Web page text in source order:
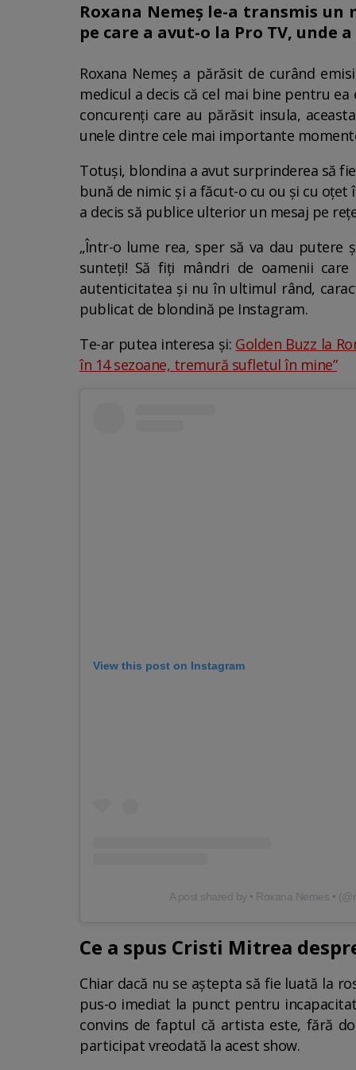
Roxana Nemeș le-a transmis
pe care a avut-o la Pro TV,
Roxana Nemeș a părăsit de curând
medicul a decis că cel mai bine pentru
concurenți care au părăsit insula,
unele dintre cele mai importante
Totuși, blondina a avut surprinderea să
bună de nimic și a făcut-o cu ou și cu
a decis să publice ulterior un mesaj pe
„Într-o lume rea, sper să va dau putere
sunteți! Să fiți mândri de oamenii
autenticitatea și nu în ultimul rând,
publicat de blondină pe Instagram.
Te-ar putea interesa și: Golden Buzz la
în 14 sezoane, tremură sufletul în mine”
View this post on Instagram
A post shared by • Roxana Nemes •
Ce a spus Cristi Mitrea
Chiar dacă nu se aștepta să fie luată la
pus-o imediat la punct pentru
convins de faptul că artista este, fără
participat vreodată la acest show.